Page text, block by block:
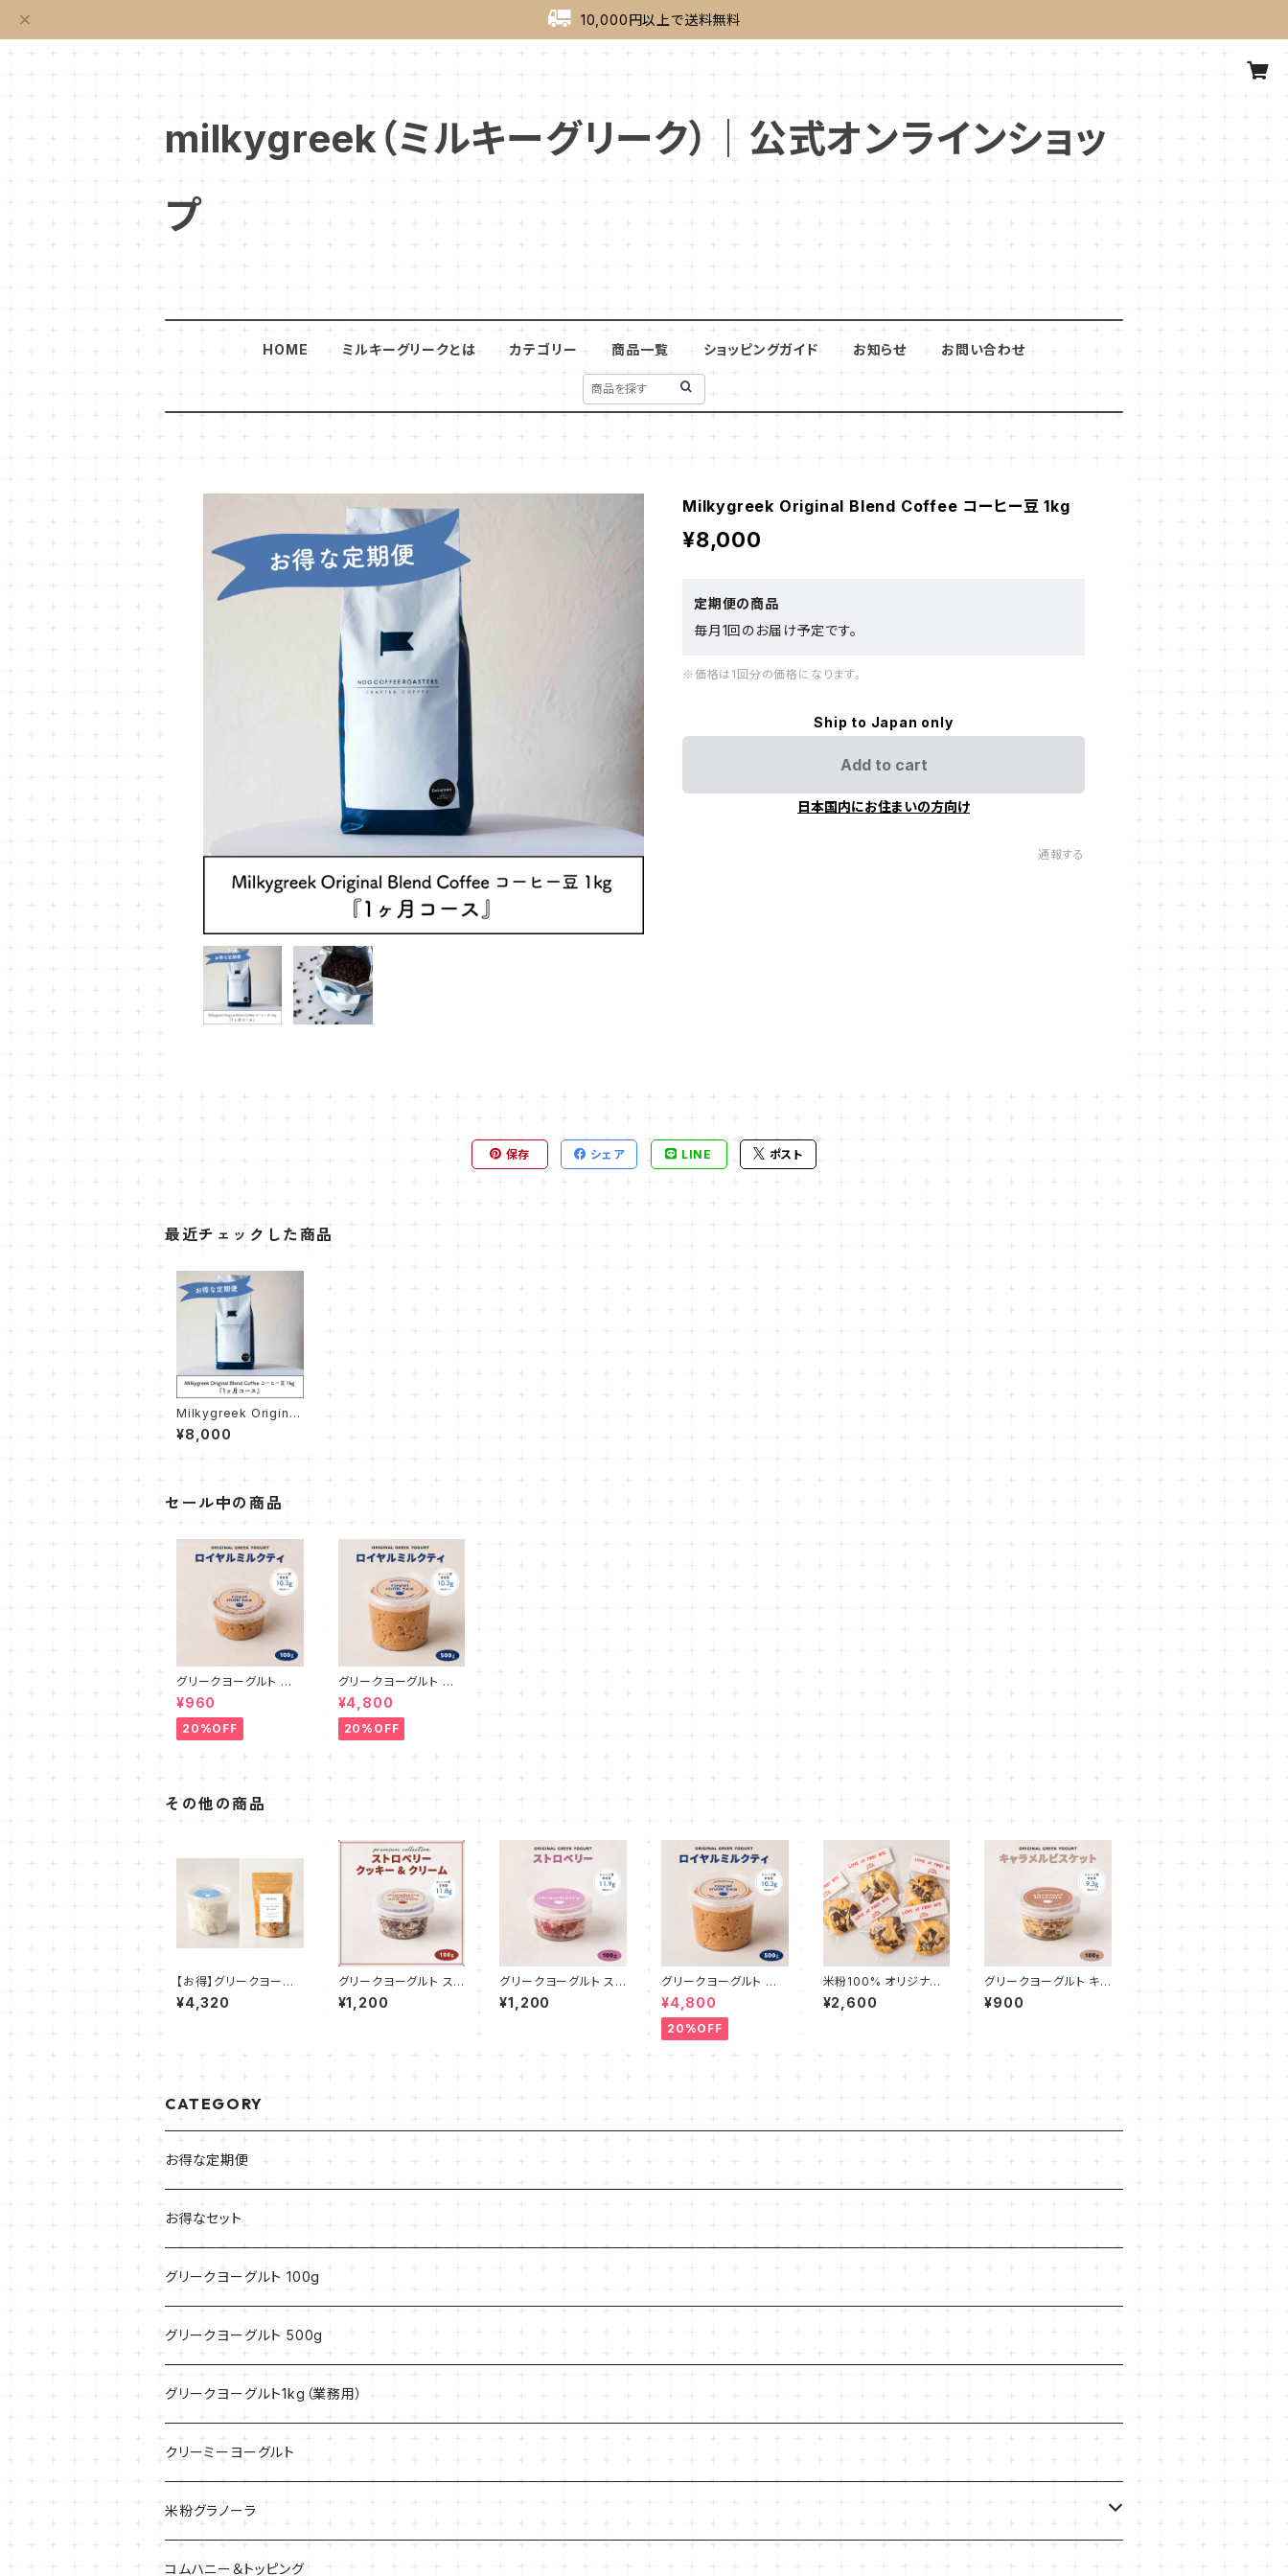
10,000円以上で送料無料
milkygreek（ミルキーグリーク）｜公式オンラインショッ
プ
HOME ミルキーグリークとは カテゴリー 商品一覧 ショッピングガイド お知らせ お問い合わせ
Milkygreek Original Blend Coffee コーヒー豆 1kg
¥8,000
定期便の商品
毎月1回のお届け予定です。
※価格は1回分の価格になります。
Ship to Japan only
Add to cart
日本国内にお住まいの方向け
通報する
保存 シェア LINE ポスト
最近チェックした商品
Milkygreek Original
Blend Coffee コーヒ
ー豆 1kg
¥8,000
セール中の商品
グリークヨーグルト ロ
イヤルミルクティ 100g
¥960
20%OFF
グリークヨーグルト ロ
イヤルミルクティ 500g
¥4,800
20%OFF
その他の商品
【お得】グリークヨーグ
ルト（プレーン）＋米粉
グラノーラ（プレーン）
¥4,320
グリークヨーグルト スト
ロベリークッキー＆クリ
ーム 100g
¥1,200
グリークヨーグルト スト
ロベリー 100g
¥1,200
グリークヨーグルト ロ
イヤルミルクティ 500g
¥4,800
20%OFF
米粉100% オリジナル
チョコチャンククッキー
5枚
¥2,600
グリークヨーグルト キャ
ラメルビスケット 100g
¥900
CATEGORY
お得な定期便
お得なセット
グリークヨーグルト 100g
グリークヨーグルト 500g
グリークヨーグルト1kg（業務用）
クリーミーヨーグルト
米粉グラノーラ
40g
コムハニー＆トッピング